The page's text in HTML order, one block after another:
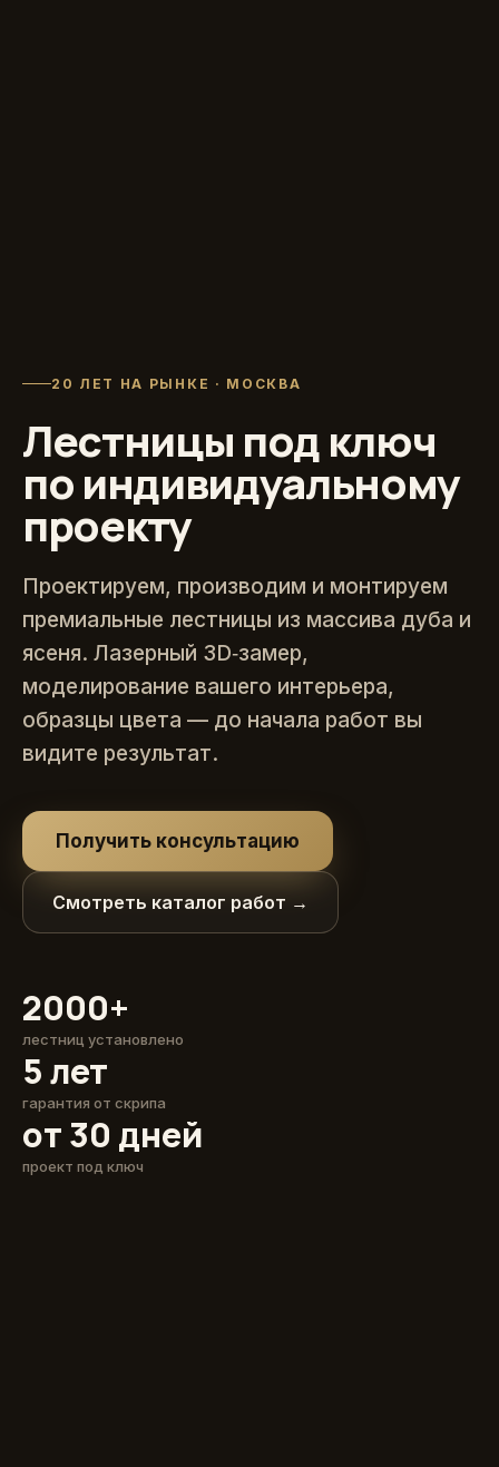
20 ЛЕТ НА РЫНКЕ · МОСКВА
Лестницы под ключ
по индивидуальному
проекту
Проектируем, производим и монтируем
премиальные лестницы из массива дуба и
ясеня. Лазерный 3D‑замер,
моделирование вашего интерьера,
образцы цвета — до начала работ вы
видите результат.
Получить консультацию
Смотреть каталог работ →
2000+
лестниц установлено
5 лет
гарантия от скрипа
от 30 дней
проект под ключ